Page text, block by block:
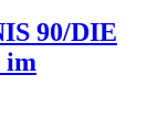
90/DIE
im